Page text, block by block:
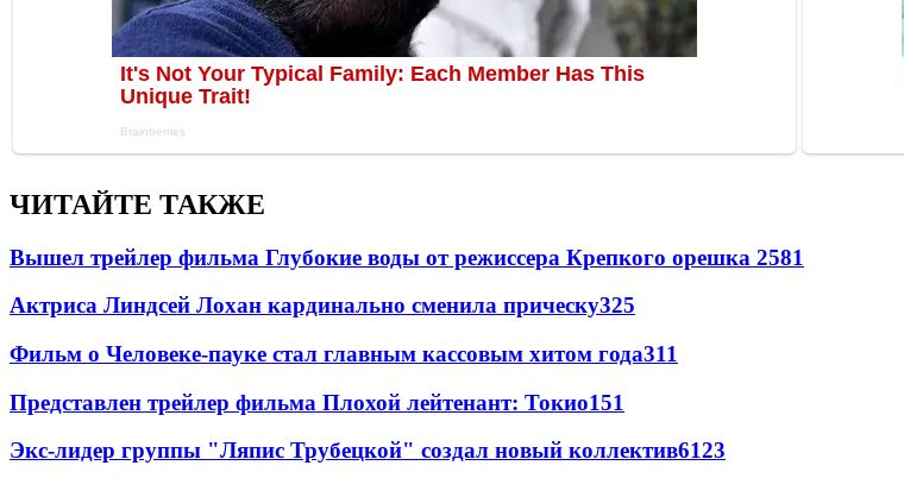
ЧИТАЙТЕ ТАКЖЕ
Вышел трейлер фильма Глубокие воды от режиссера Крепкого орешка 2581
Актриса Линдсей Лохан кардинально сменила прическу325
Фильм о Человеке-пауке стал главным кассовым хитом года311
Представлен трейлер фильма Плохой лейтенант: Токио151
Экс-лидер группы "Ляпис Трубецкой" создал новый коллектив6123